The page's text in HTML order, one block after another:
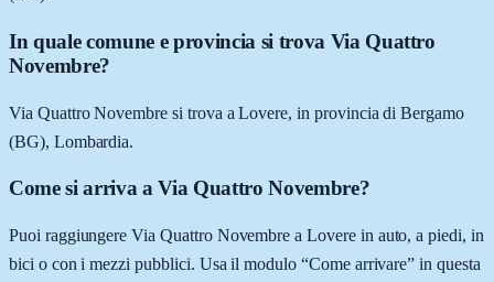
In quale comune e provincia si trova Via Quattro
Novembre?
Via Quattro Novembre si trova a Lovere, in provincia di Bergamo
(BG), Lombardia.
Come si arriva a Via Quattro Novembre?
Puoi raggiungere Via Quattro Novembre a Lovere in auto, a piedi, in
bici o con i mezzi pubblici. Usa il modulo “Come arrivare” in questa